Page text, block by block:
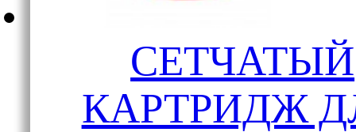
СЕТЧАТЫЙ
КАРТРИДЖ